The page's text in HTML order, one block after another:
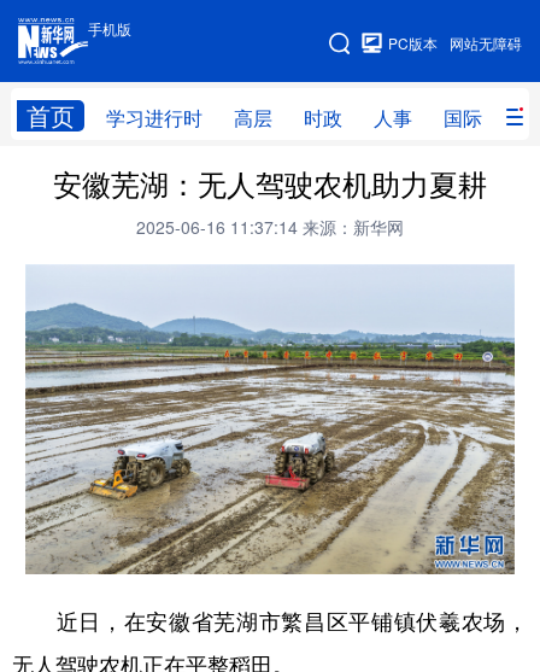
手机版
网站无障碍
PC版本
首页 学习进行时 高层 时政 人事 国际 财
手机版
网站地图
学习进行时 高层 时政 人事
财经 网评
科技 科创 量子 体育
文化 书画 健康 军事
访谈 视频 图片 政务
法律 中央文件 金融 汽车
食品 人居 信息化 数字经济
城市 旅游 能源 会展
安徽芜湖：无人驾驶农机助力夏耕
2025-06-16 11:37:14 来源：新华网
近日，在安徽省芜湖市繁昌区平铺镇伏羲农场，
无人驾驶农机正在平整稻田。